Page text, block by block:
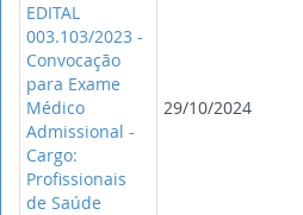
EDITAL
003.103/2023 -
Convocação
para Exame
Médico
Admissional -
Cargo:
Profissionais
de Saúde
29/10/2024